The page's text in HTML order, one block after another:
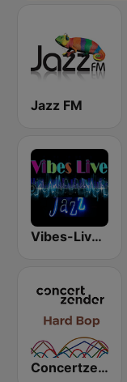
Jazz FM
Vibes-Live Jazz and Blues
Concertzender Hard Bop